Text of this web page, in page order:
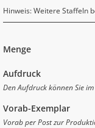
Hinweis: Weitere Staffeln
Menge
Aufdruck
Den Aufdruck können Sie
Vorab-Exemplar
Vorab per Post zur